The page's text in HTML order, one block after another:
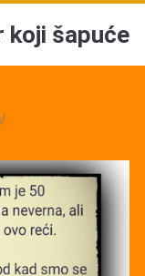
koji šapuće